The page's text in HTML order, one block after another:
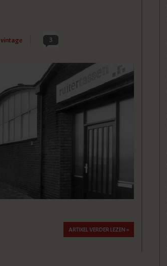
vintage 3
ARTIKEL VERDER LEZEN »